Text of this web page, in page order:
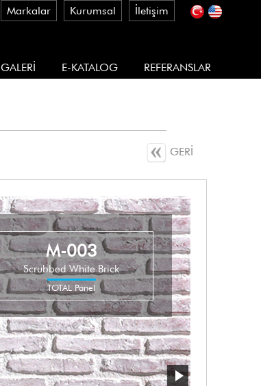
Markalar Kurumsal İletişim
GALERİ E-KATALOG REFERANSLAR
GERİ
M-003
Scrubbed White Brick
TOTAL Panel